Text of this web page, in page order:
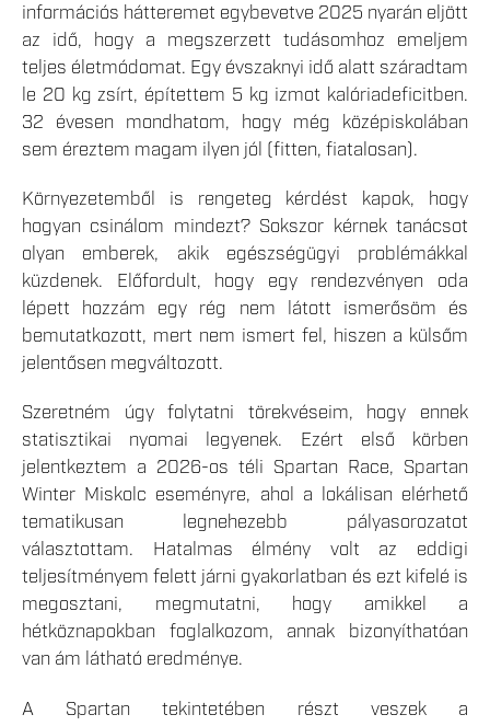
információs hátteremet egybevetve 2025 nyarán eljött
az idő, hogy a megszerzett tudásomhoz emeljem
teljes életmódomat. Egy évszaknyi idő alatt száradtam
le 20 kg zsírt, építettem 5 kg izmot kalóriadeficitben.
32 évesen mondhatom, hogy még középiskolában
sem éreztem magam ilyen jól (fitten, fiatalosan).
Környezetemből is rengeteg kérdést kapok, hogy
hogyan csinálom mindezt? Sokszor kérnek tanácsot
olyan emberek, akik egészségügyi problémákkal
küzdenek. Előfordult, hogy egy rendezvényen oda
lépett hozzám egy rég nem látott ismerősöm és
bemutatkozott, mert nem ismert fel, hiszen a külsőm
jelentősen megváltozott.
Szeretném úgy folytatni törekvéseim, hogy ennek
statisztikai nyomai legyenek. Ezért első körben
jelentkeztem a 2026-os téli Spartan Race, Spartan
Winter Miskolc eseményre, ahol a lokálisan elérhető
tematikusan legnehezebb pályasorozatot
választottam. Hatalmas élmény volt az eddigi
teljesítményem felett járni gyakorlatban és ezt kifelé is
megosztani, megmutatni, hogy amikkel a
hétköznapokban foglalkozom, annak bizonyíthatóan
van ám látható eredménye.
A Spartan tekintetében részt veszek a